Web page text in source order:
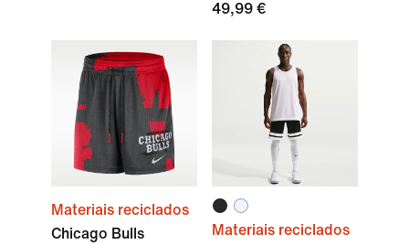
49,99 €
Materiais reciclados
Chicago Bulls
Materiais reciclados